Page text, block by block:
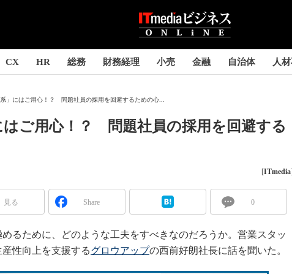
CX HR 総務 財務経理 小売 金融 自治体 人
系」にはご用心！？ 問題社員の採用を回避するための心...
はご用心！？ 問題社員の採用を回避する
[ITmedia]
見る Share 0
るために、どのような工夫をすべきなのだろうか。営業スタッ
性向上を支援するグロウアップの西前好朗社長に話を聞いた。